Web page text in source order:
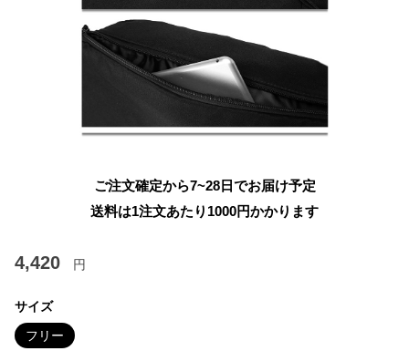
ご注文確定から7~28日でお届け予定
送料は1注文あたり 1000円かかります
4,420 円
サイズ
フリー